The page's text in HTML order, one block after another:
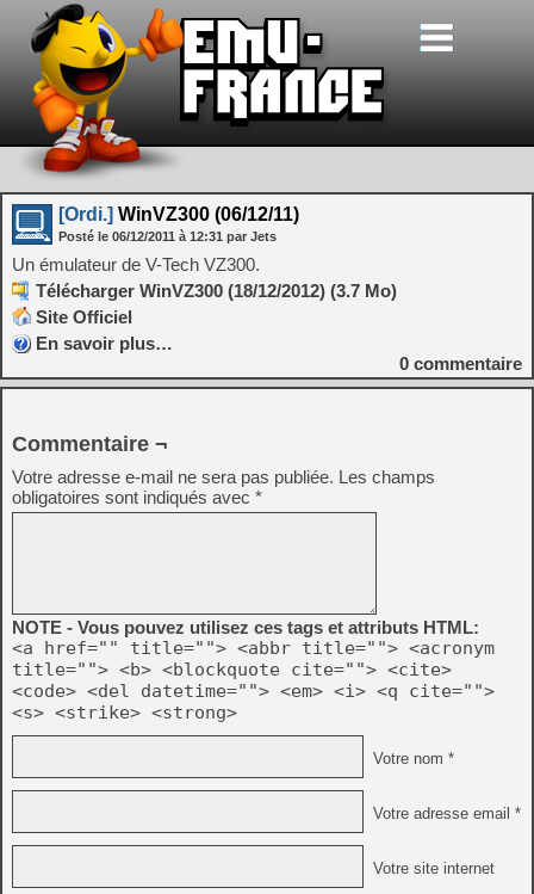
[Ordi.] WinVZ300 (06/12/11)
Posté le 06/12/2011 à 12:31 par Jets
Un émulateur de V-Tech VZ300.
Télécharger WinVZ300 (18/12/2012) (3.7 Mo)
Site Officiel
En savoir plus…
0 commentaire
Commentaire ¬
Votre adresse e-mail ne sera pas publiée. Les champs
obligatoires sont indiqués avec *
NOTE - Vous pouvez utilisez ces tags et attributs HTML:
<a href="" title=""> <abbr title=""> <acronym
title=""> <b> <blockquote cite=""> <cite>
<code> <del datetime=""> <em> <i> <q cite="">
<s> <strike> <strong>
Votre nom *
Votre adresse email *
Votre site internet